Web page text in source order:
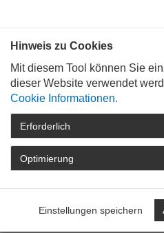
STARTSEITE
Weichen für die
stellen
Hinweis zu Cookies
Mit diesem Tool können Sie
dieser Website verwendet
Cookie Informationen.
Erforderlich
Optimierung
Einstellungen speichern